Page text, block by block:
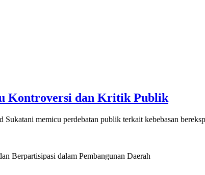
Kontroversi dan Kritik Publik
Sukatani memicu perdebatan publik terkait kebebasan
Berpartisipasi dalam Pembangunan Daerah